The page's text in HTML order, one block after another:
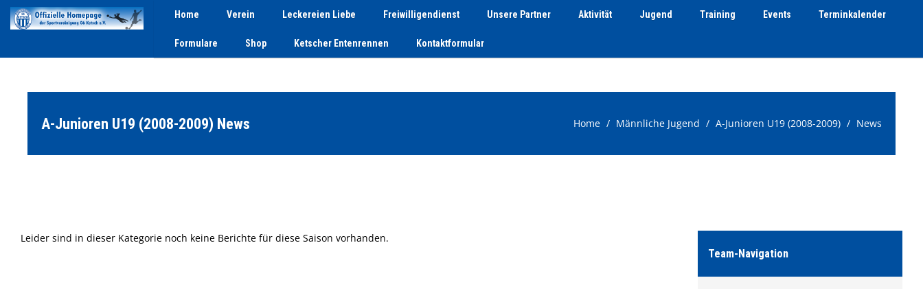
Home Verein Leckereien Liebe Freiwilligendienst Unsere Partner Aktivität Jugend Training Events Terminkalender
Formulare Shop Ketscher Entenrennen Kontaktformular
A-Junioren U19 (2008-2009) News Home Männliche Jugend A-Junioren U19 (2008-2009) News
Leider sind in dieser Kategorie noch keine Berichte für diese Saison vorhanden.
Team-Navigation